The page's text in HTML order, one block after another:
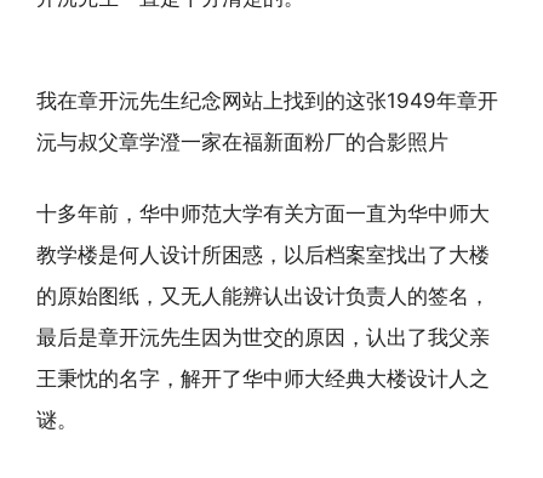
我在章开沅先生纪念网站上找到的这张1949年章开
沅与叔父章学澄一家在福新面粉厂的合影照片
十多年前，华中师范大学有关方面一直为华中师大
教学楼是何人设计所困惑，以后档案室找出了大楼
的原始图纸，又无人能辨认出设计负责人的签名，
最后是章开沅先生因为世交的原因，认出了我父亲
王秉忱的名字，解开了华中师大经典大楼设计人之
谜。